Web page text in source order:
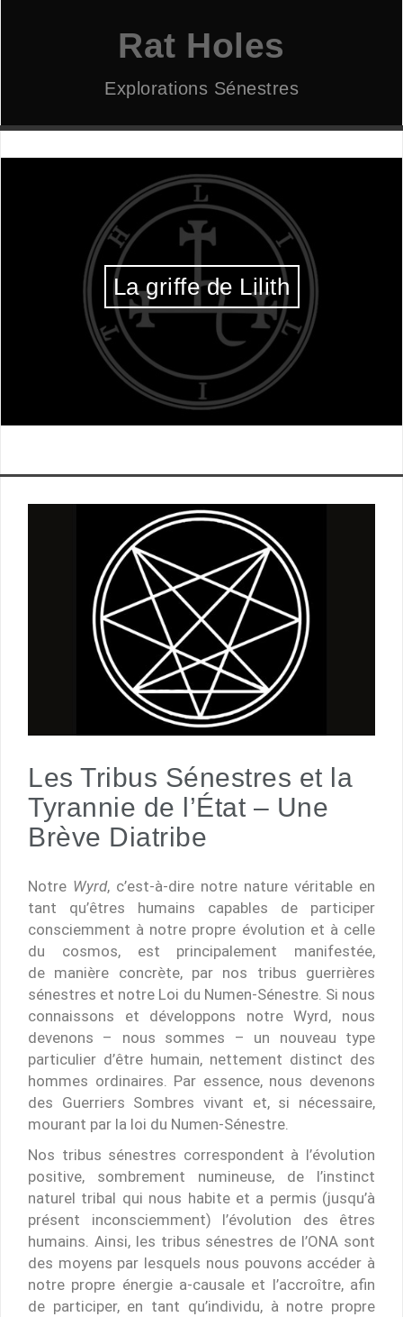
Rat Holes
Explorations Sénestres
La griffe de Lilith
Les Tribus Sénestres et la
Tyrannie de l’État – Une
Brève Diatribe
Notre Wyrd, c’est-à-dire notre nature véritable en
tant qu’êtres humains capables de participer
consciemment à notre propre évolution et à celle
du cosmos, est principalement manifestée,
de manière concrète, par nos tribus guerrières
sénestres et notre Loi du Numen-Sénestre. Si nous
connaissons et développons notre Wyrd, nous
devenons – nous sommes – un nouveau type
particulier d’être humain, nettement distinct des
hommes ordinaires. Par essence, nous devenons
des Guerriers Sombres vivant et, si nécessaire,
mourant par la loi du Numen-Sénestre.
Nos tribus sénestres correspondent à l’évolution
positive, sombrement numineuse, de l’instinct
naturel tribal qui nous habite et a permis (jusqu’à
présent inconsciemment) l’évolution des êtres
humains. Ainsi, les tribus sénestres de l’ONA sont
des moyens par lesquels nous pouvons accéder à
notre propre énergie a-causale et l’accroître, afin
de participer, en tant qu’individu, à notre propre